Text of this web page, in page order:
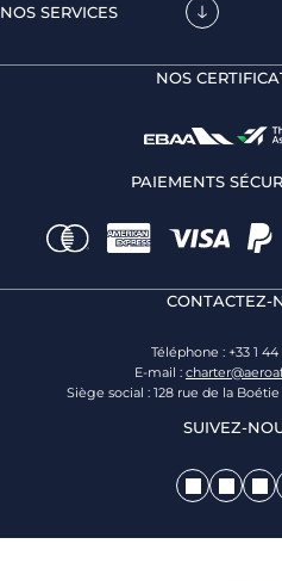
NOS SERVICES
NOS
PAIEMENTS
CONTACTEZ-
Téléphone : +33 1 44
E-mail :
Siège social : 128 rue de la
SUIVEZ-